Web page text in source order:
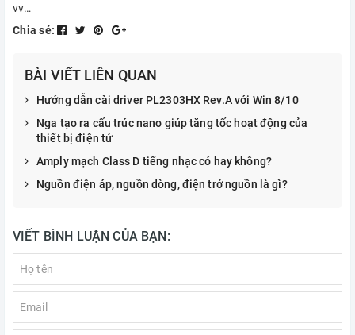
vv…
Chia sẻ:
BÀI VIẾT LIÊN QUAN
Hướng dẫn cài driver PL2303HX Rev.A với Win 8/10
Nga tạo ra cấu trúc nano giúp tăng tốc hoạt động của
thiết bị điện tử
Amply mạch Class D tiếng nhạc có hay không?
Nguồn điện áp, nguồn dòng, điện trở nguồn là gì?
VIẾT BÌNH LUẬN CỦA BẠN: